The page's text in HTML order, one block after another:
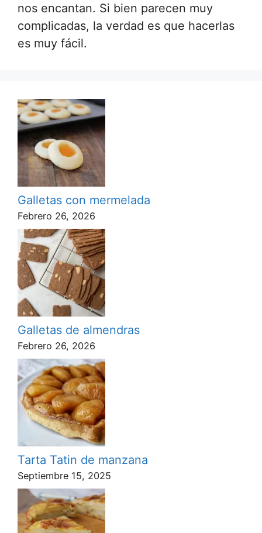
nos encantan. Si bien parecen muy
complicadas, la verdad es que hacerlas
es muy fácil.
Galletas con mermelada
Febrero 26, 2026
Galletas de almendras
Febrero 26, 2026
Tarta Tatin de manzana
Septiembre 15, 2025